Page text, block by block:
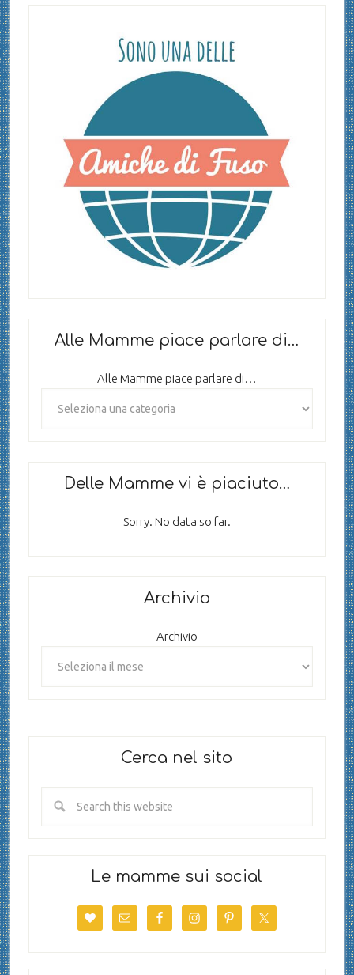
Alle Mamme piace parlare di…
Alle Mamme piace parlare di…
Delle Mamme vi è piaciuto…
Sorry. No data so far.
Archivio
Archivio
Cerca nel sito
Le mamme sui social